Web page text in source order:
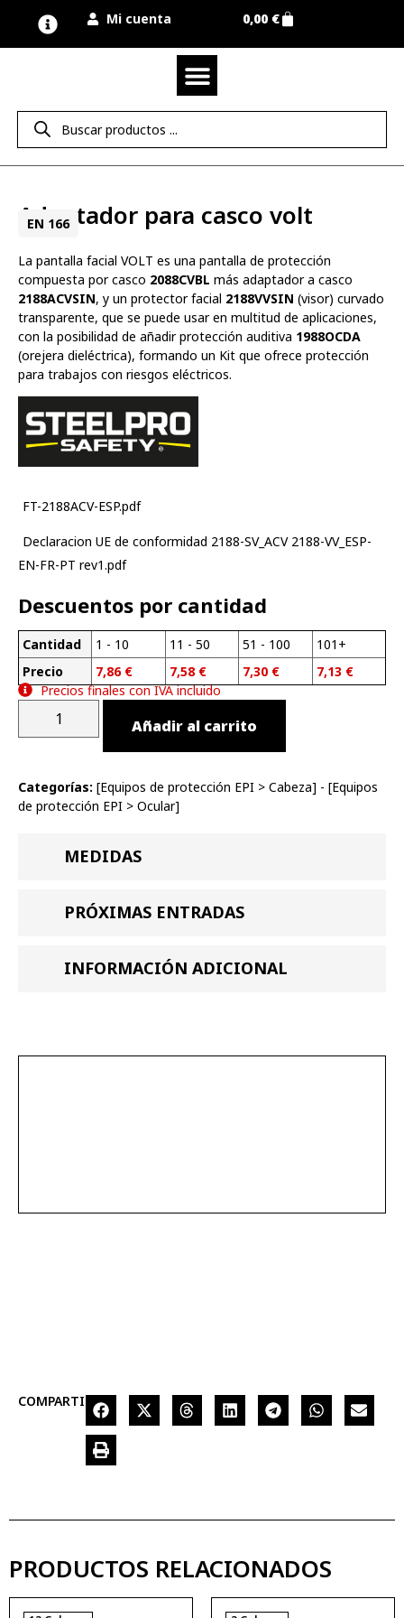
Mi cuenta 0,00 €
Adaptador para casco volt
EN 166
La pantalla facial VOLT es una pantalla de protección
compuesta por casco 2088CVBL más adaptador a casco
2188ACVSIN, y un protector facial 2188VVSIN (visor) curvado
transparente, que se puede usar en multitud de aplicaciones,
con la posibilidad de añadir protección auditiva 1988OCDA
(orejera dieléctrica), formando un Kit que ofrece protección
para trabajos con riesgos eléctricos.
FT-2188ACV-ESP.pdf
Declaracion UE de conformidad 2188-SV_ACV 2188-VV_ESP-
EN-FR-PT rev1.pdf
Descuentos por cantidad
Cantidad
Precio
1 - 10
7,86 €
11 - 50
7,58 €
51 - 100
7,30 €
101+
7,13 €
Precios finales con IVA incluido
Añadir al carrito
Categorías: [Equipos de protección EPI > Cabeza] - [Equipos
de protección EPI > Ocular]
MEDIDAS
PRÓXIMAS ENTRADAS
INFORMACIÓN ADICIONAL
COMPARTIR
PRODUCTOS RELACIONADOS